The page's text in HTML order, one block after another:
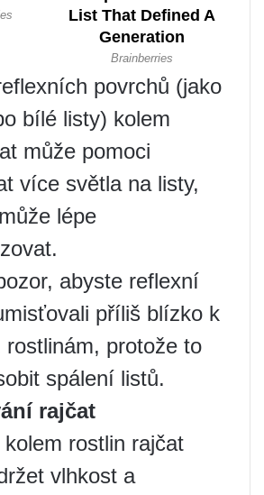
povrchů (jako
bílé listy) kolem
může pomoci
více světla na listy,
lépe
abyste reflexní
příliš blízko k
rostlinám, protože to
spálení listů.
rajčat
rostlin rajčat
vlhkost a